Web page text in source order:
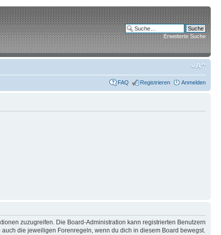
Erweiterte Suche
FAQ Registrieren Anmelden
zuzugreifen. Die Board-Administration kann registrierten Benutzern
die jeweiligen Forenregeln, wenn du dich in diesem Board bewegst.